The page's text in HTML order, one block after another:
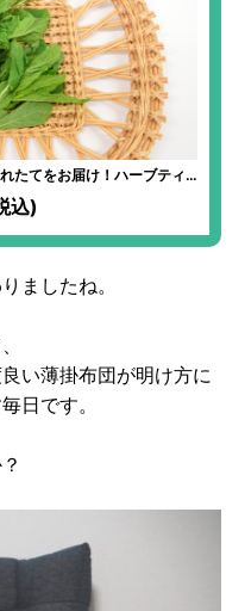
たてをお届け！ハーブティ
シュなミントならではの爽
める！
込)
ましたね。
い薄掛布団が明け方に
日です。